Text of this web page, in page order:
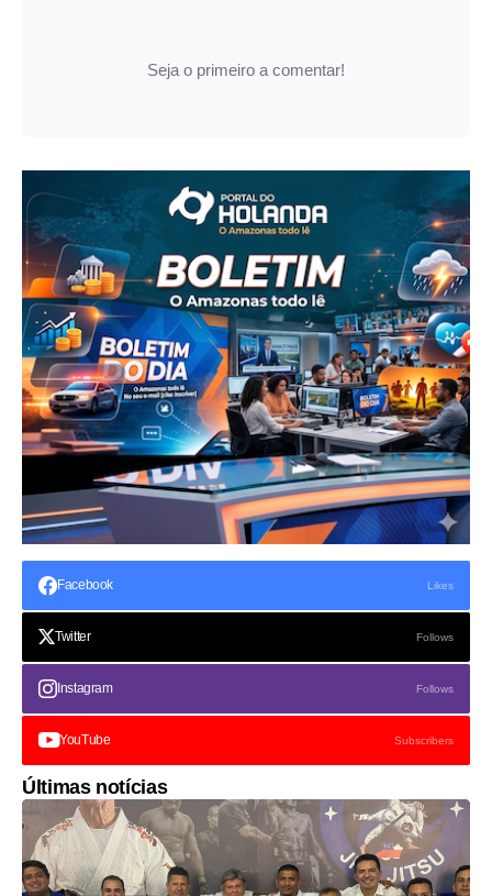
Seja o primeiro a comentar!
Facebook Likes
Twitter Follows
Instagram Follows
YouTube Subscribers
Últimas notícias